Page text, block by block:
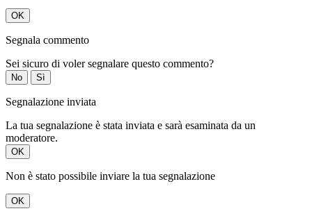
OK
Segnala commento
Sei sicuro di voler segnalare questo commento?
No Sì
Segnalazione inviata
La tua segnalazione è stata inviata e sarà esaminata da un
moderatore.
OK
Non è stato possibile inviare la tua segnalazione
OK